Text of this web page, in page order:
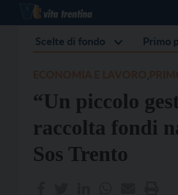
Scelte di fondo Primo
,
“Un piccolo
raccolta fondi
Sos Trento